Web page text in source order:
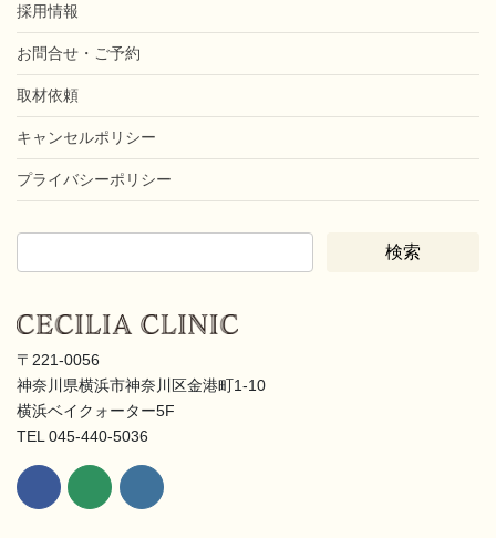
採用情報
お問合せ・ご予約
取材依頼
キャンセルポリシー
プライバシーポリシー
〒221-0056
神奈川県横浜市神奈川区金港町1-10
横浜ベイクォーター5F
TEL 045-440-5036